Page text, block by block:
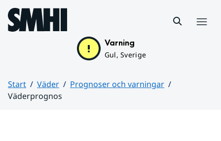
Hoppa till sidans innehåll
Varning
Gul, Sverige
Start Väder
Prognoser och varningar
Väderprognos